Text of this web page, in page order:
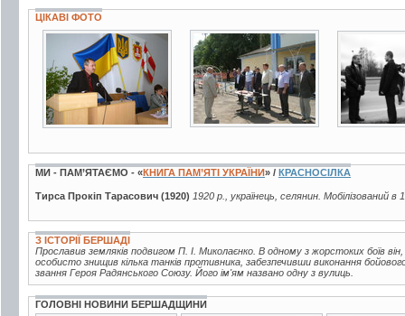
ЦІКАВІ ФОТО
4 фото 3 фото
МИ - ПАМ’ЯТАЄМО - «КНИГА ПАМ’ЯТІ УКРАЇНИ» / КРАСНОСІЛКА
Тирса Прокіп Тарасович (1920) 1920 р., українець, селянин. Мобілізований
З ІСТОРІЇ БЕРШАДІ
Прославив земляків подвигом П. І. Миколаєнко. В одному з жорстоких боїв
особисто знищив кілька танків противника, забезпечивши виконання
звання Героя Радянського Союзу. Його ім'ям названо одну з вулиць.
ГОЛОВНІ НОВИНИ БЕРШАДЩИНИ